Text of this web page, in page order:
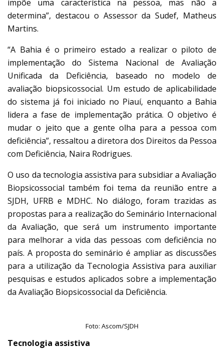
impõe uma característica na pessoa, mas não a
determina”, destacou o Assessor da Sudef, Matheus
Martins.
“A Bahia é o primeiro estado a realizar o piloto de
implementação do Sistema Nacional de Avaliação
Unificada da Deficiência, baseado no modelo de
avaliação biopsicossocial. Um estudo de aplicabilidade
do sistema já foi iniciado no Piauí, enquanto a Bahia
lidera a fase de implementação prática. O objetivo é
mudar o jeito que a gente olha para a pessoa com
deficiência”, ressaltou a diretora dos Direitos da Pessoa
com Deficiência, Naira Rodrigues.
O uso da tecnologia assistiva para subsidiar a Avaliação
Biopsicossocial também foi tema da reunião entre a
SJDH, UFRB e MDHC. No diálogo, foram trazidas as
propostas para a realização do Seminário Internacional
da Avaliação, que será um instrumento importante
para melhorar a vida das pessoas com deficiência no
país. A proposta do seminário é ampliar as discussões
para a utilização da Tecnologia Assistiva para auxiliar
pesquisas e estudos aplicados sobre a implementação
da Avaliação Biopsicossocial da Deficiência.
Foto: Ascom/SJDH
Tecnologia assistiva